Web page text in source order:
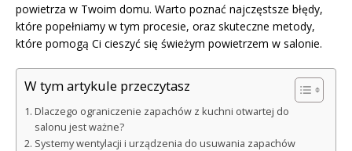
powietrza w Twoim domu. Warto poznać najczęstsze błędy,
które popełniamy w tym procesie, oraz skuteczne metody,
które pomogą Ci cieszyć się świeżym powietrzem w salonie.
W tym artykule przeczytasz
Dlaczego ograniczenie zapachów z kuchni otwartej do
salonu jest ważne?
Systemy wentylacji i urządzenia do usuwania zapachów